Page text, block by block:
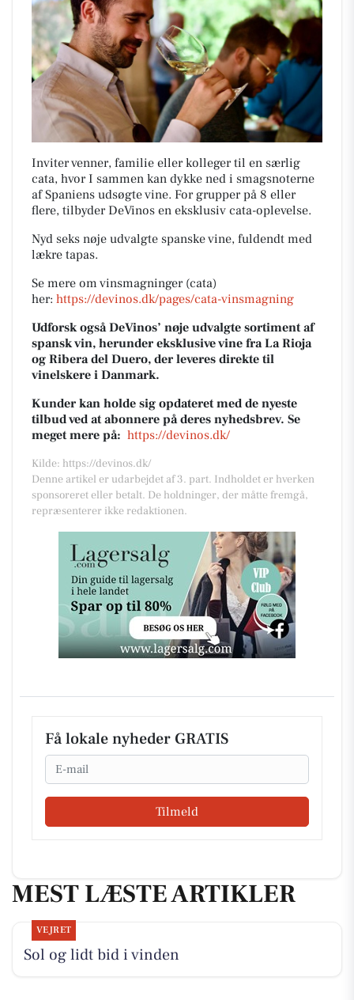
Inviter venner, familie eller kolleger til en særlig
cata, hvor I sammen kan dykke ned i smagsnoterne
af Spaniens udsøgte vine. For grupper på 8 eller
flere, tilbyder DeVinos en eksklusiv cata-oplevelse.
Nyd seks nøje udvalgte spanske vine, fuldendt med
lækre tapas.
Se mere om vinsmagninger (cata)
her: https://devinos.dk/pages/cata-vinsmagning
Udforsk også DeVinos’ nøje udvalgte sortiment af
spansk vin, herunder eksklusive vine fra La Rioja
og Ribera del Duero, der leveres direkte til
vinelskere i Danmark.
Kunder kan holde sig opdateret med de nyeste
tilbud ved at abonnere på deres nyhedsbrev. Se
meget mere på: https://devinos.dk/
Kilde: https://devinos.dk/
Denne artikel er udarbejdet af 3. part. Indholdet er hverken
sponsoreret eller betalt. De holdninger, der måtte fremgå,
repræsenterer ikke redaktionen.
Få lokale nyheder GRATIS
Email
Tilmeld
MEST LÆSTE ARTIKLER
VEJRET
Sol og lidt bid i vinden